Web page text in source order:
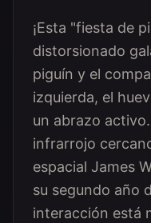
¡Esta "fiesta de
distorsionado
piguín y el
izquierda, el
un abrazo
infrarrojo
espacial James
su segundo año
interacción está